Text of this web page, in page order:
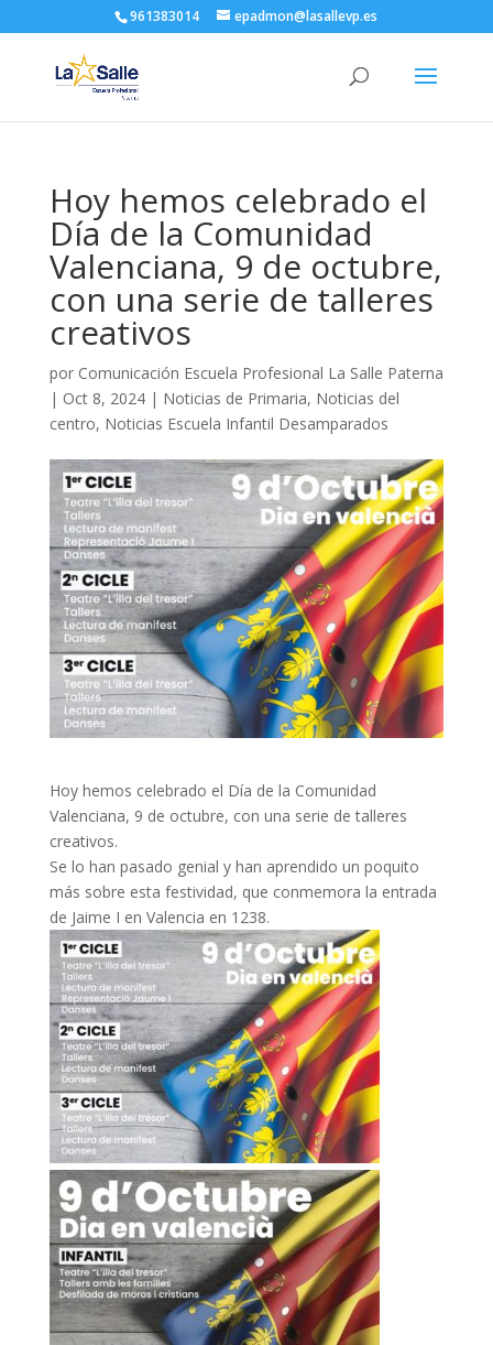
961383014 epadmon@lasallevp.es
Hoy hemos celebrado el
Día de la Comunidad
Valenciana, 9 de octubre,
con una serie de talleres
creativos
por Comunicación Escuela Profesional La Salle Paterna
| Oct 8, 2024| Noticias de Primaria, Noticias del
centro, Noticias Escuela Infantil Desamparados
Hoy hemos celebrado el Día de la Comunidad
Valenciana, 9 de octubre, con una serie de talleres
creativos.
Se lo han pasado genial y han aprendido un poquito
más sobre esta festividad, que conmemora la entrada
de Jaime I en Valencia en 1238.